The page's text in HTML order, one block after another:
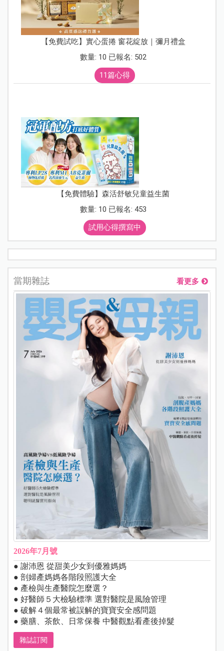
【免費試吃】實心蛋捲 窗花綻放｜彌月禮盒
數量: 10 已報名: 502
11篇心得
【免費體驗】森活舒敏兒童益生菌
數量: 10 已報名: 453
試用心得撰寫中
當期雜誌 看更多
2026年7月號
● 謝沛恩 從甜美少女到優雅媽媽
● 剖婦產媽媽各階段照護大全
● 產檢與生產醫院怎麼選？
● 好醫師５大檢驗標準 選對醫院是風險管理
● 破解４個最常被誤解的寶寶安全感問題
● 藥膳、茶飲、日常保養 中醫觀點看產後掉髮
雜誌訂閱